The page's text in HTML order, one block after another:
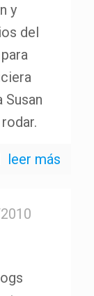
y
del
Susan
leer más